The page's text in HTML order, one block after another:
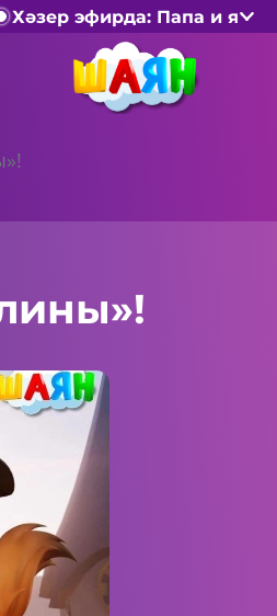
Хәзер эфирда: Папа и я